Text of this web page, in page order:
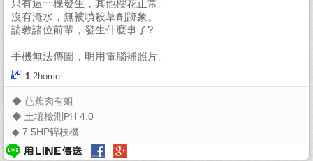
只有這一棵發生，其他櫻花正常。
沒有淹水，無被噴殺草劑跡象。
請教諸位前輩，發生什麼事了?
手機無法傳圖，明用電腦補照片。
1 2home
◆ 芭蕉肉有蛆
◆ 土壤檢測PH 4.0
◆ 7.5HP碎枝機
. .